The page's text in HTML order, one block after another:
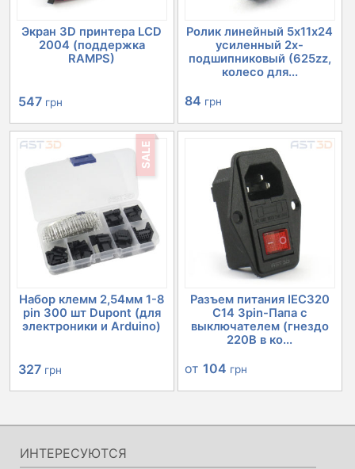
Экран 3D принтера LCD
2004 (поддержка
RAMPS)
Первоначальная
цена
составляла
632 грн.
547 грн
цена:
547 грн.
Ролик линейный 5х11х24
усиленный 2х-
подшипниковый (625zz,
колесо для...
84 грн
SALE
Набор клемм 2,54мм 1-8
pin 300 шт Dupont (для
электроники и Arduino)
Первоначальная
цена
составляла
366 грн.
327 грн
цена:
327 грн.
Разъем питания IEC320
C14 3pin-Папа с
выключателем (гнездо
220В в ко...
от 104 грн
ИНТЕРЕСУЮТСЯ